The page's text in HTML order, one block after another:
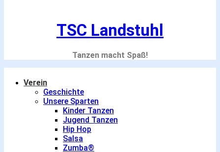
TSC Landstuhl
Tanzen macht Spaß!
Verein
Geschichte
Unsere Sparten
Kinder Tanzen
Jugend Tanzen
Hip Hop
Salsa
Zumba®